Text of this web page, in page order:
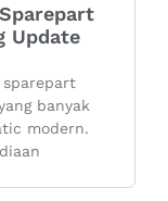
Update
banyak
modern.